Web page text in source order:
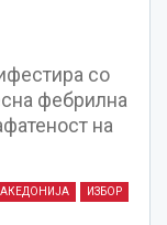
со
фебрилна
на
ИЗБОР